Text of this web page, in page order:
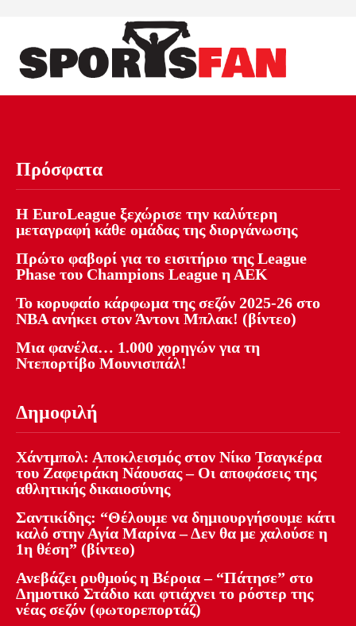
Πρόσφατα
Η EuroLeague ξεχώρισε την καλύτερη
μεταγραφή κάθε ομάδας της διοργάνωσης
Πρώτο φαβορί για το εισιτήριο της League
Phase του Champions League η ΑΕΚ
Το κορυφαίο κάρφωμα της σεζόν 2025-26 στο
NBA ανήκει στον Άντονι Μπλακ! (βίντεο)
Μια φανέλα… 1.000 χορηγών για τη
Ντεπορτίβο Μουνισιπάλ!
Δημοφιλή
Χάντμπολ: Αποκλεισμός στον Νίκο Τσαγκέρα
του Ζαφειράκη Νάουσας – Οι αποφάσεις της
αθλητικής δικαιοσύνης
Σαντικίδης: “Θέλουμε να δημιουργήσουμε κάτι
καλό στην Αγία Μαρίνα – Δεν θα με χαλούσε η
1η θέση” (βίντεο)
Ανεβάζει ρυθμούς η Βέροια – “Πάτησε” στο
Δημοτικό Στάδιο και φτιάχνει το ρόστερ της
νέας σεζόν (φωτορεπορτάζ)